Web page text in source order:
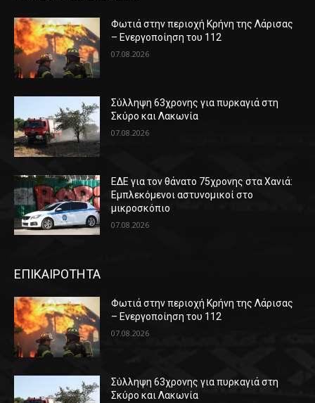
Φωτιά στην περιοχή Κρήνη της Λάρισας
– Ενεργοποίηση του 112
07.08.2026
Σύλληψη 63χρονης για πυρκαγιά στη
Σκύρο και Λακωνία
07.08.2026
ΕΔΕ για τον θάνατο 75χρονης στα Χανιά:
Εμπλεκόμενοι αστυνομικοί στο
μικροσκόπιο
07.08.2026
ΕΠΙΚΑΙΡΟΤΗΤΑ
Φωτιά στην περιοχή Κρήνη της Λάρισας
– Ενεργοποίηση του 112
07.08.2026
Σύλληψη 63χρονης για πυρκαγιά στη
Σκύρο και Λακωνία